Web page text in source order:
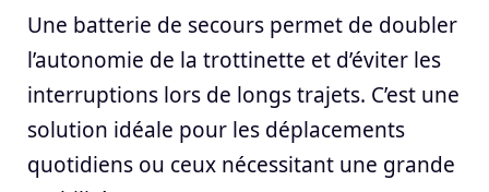
Une batterie de secours permet de doubler
l’autonomie de la trottinette et d’éviter les
interruptions lors de longs trajets. C’est une
solution idéale pour les déplacements
quotidiens ou ceux nécessitant une grande